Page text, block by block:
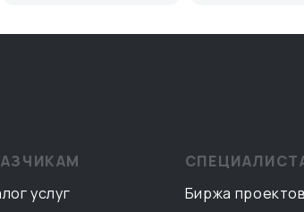
услуг
Биржа проектов